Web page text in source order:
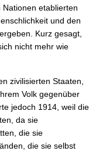
Nationen etablierten
und den
Kurz gesagt,
nicht mehr wie
zivilisierten Staaten,
Volk gegenüber
jedoch 1914, weil die
da sie
die sie
die sie selbst